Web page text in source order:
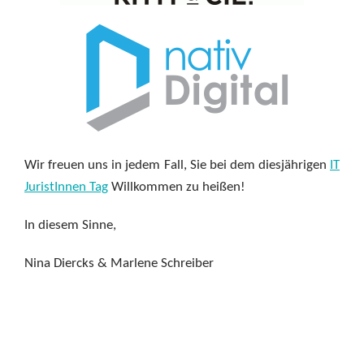
Wir freuen uns in jedem Fall, Sie bei dem diesjährigen IT
JuristInnen Tag Willkommen zu heißen!
In diesem Sinne,
Nina Diercks & Marlene Schreiber